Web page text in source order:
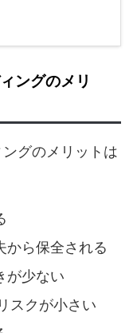
ングのメリ
グのメリットは
から保全される
が少ない
スクが小さい